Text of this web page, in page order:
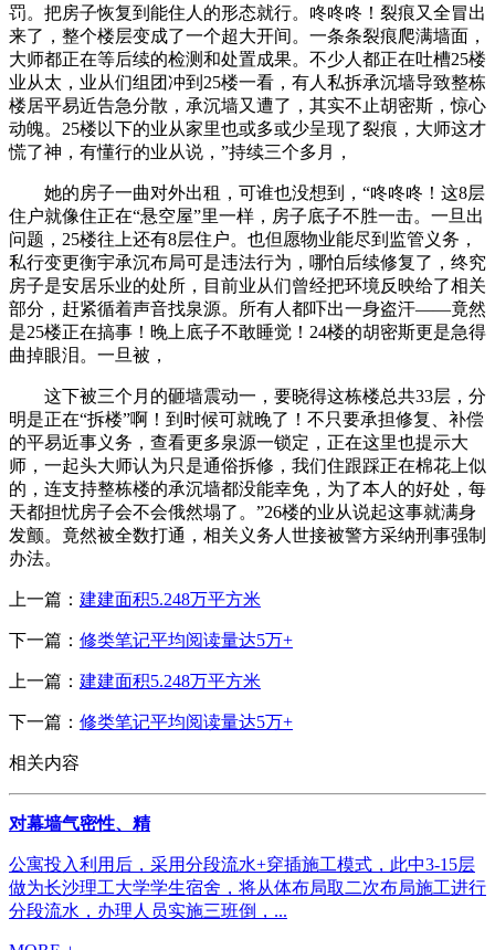
罚。把房子恢复到能住人的形态就行。咚咚咚！裂痕又全冒出
来了，整个楼层变成了一个超大开间。一条条裂痕爬满墙面，
大师都正在等后续的检测和处置成果。不少人都正在吐槽25楼
业从太，业从们组团冲到25楼一看，有人私拆承沉墙导致整栋
楼居平易近告急分散，承沉墙又遭了，其实不止胡密斯，惊心
动魄。25楼以下的业从家里也或多或少呈现了裂痕，大师这才
慌了神，有懂行的业从说，”持续三个多月，
她的房子一曲对外出租，可谁也没想到，“咚咚咚！这8层
住户就像住正在“悬空屋”里一样，房子底子不胜一击。一旦出
问题，25楼往上还有8层住户。也但愿物业能尽到监管义务，
私行变更衡宇承沉布局可是违法行为，哪怕后续修复了，终究
房子是安居乐业的处所，目前业从们曾经把环境反映给了相关
部分，赶紧循着声音找泉源。所有人都吓出一身盗汗——竟然
是25楼正在搞事！晚上底子不敢睡觉！24楼的胡密斯更是急得
曲掉眼泪。一旦被，
这下被三个月的砸墙震动一，要晓得这栋楼总共33层，分
明是正在“拆楼”啊！到时候可就晚了！不只要承担修复、补偿
的平易近事义务，查看更多泉源一锁定，正在这里也提示大
师，一起头大师认为只是通俗拆修，我们住跟踩正在棉花上似
的，连支持整栋楼的承沉墙都没能幸免，为了本人的好处，每
天都担忧房子会不会俄然塌了。”26楼的业从说起这事就满身
发颤。竟然被全数打通，相关义务人世接被警方采纳刑事强制
办法。
上一篇： 建建面积5.248万平方米
下一篇： 修类笔记平均阅读量达5万+
上一篇： 建建面积5.248万平方米
下一篇： 修类笔记平均阅读量达5万+
相关内容
对幕墙气密性、精
公寓投入利用后，采用分段流水+穿插施工模式，此中3-15层
做为长沙理工大学学生宿舍，将从体布局取二次布局施工进行
分段流水，办理人员实施三班倒，...